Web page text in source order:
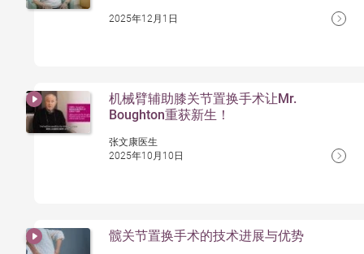
2025年12月1日
机械臂辅助膝关节置换手术让Mr.
Boughton重获新生！
张文康医生
2025年10月10日
髋关节置换手术的技术进展与优势